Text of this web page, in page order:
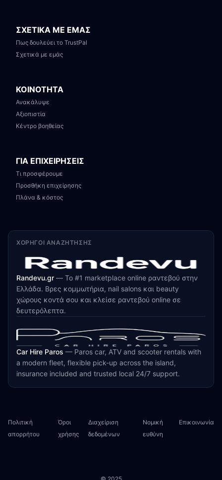
ΣΧΕΤΙΚΑ ΜΕ ΕΜΑΣ
Πως δουλεύει το TrustPal
Σχετικά με εμάς
ΚΟΙΝΟΤΗΤΑ
Ανακάλυψε
Αξιοπιστία
Κέντρο βοηθείας
ΓΙΑ ΕΠΙΧΕΙΡΗΣΕΙΣ
Τι προσφέρουμε
Προσθήκη επιχείρησης
Πλάνα & κόστος
ΧΟΡΗΓΟΊ ΑΝΑΖΉΤΗΣΗΣ
Randevu.gr — Το #1 marketplace online ραντεβού στην
Ελλάδα. Βρες κομμωτήρια, nail salons και beauty
χώρους κοντά σου και κλείσε ραντεβού online σε
δευτερόλεπτα.
Car Hire Paros — Paros car, ATV and scooter rentals with
a modern fleet, flexible pick-up across the island,
insurance included and trusted local 24/7 support.
Πολιτική
απορρήτου
Όροι
χρήσης
Διαχείριση
δεδομένων
Νομική
ευθύνη
Επικοινωνία